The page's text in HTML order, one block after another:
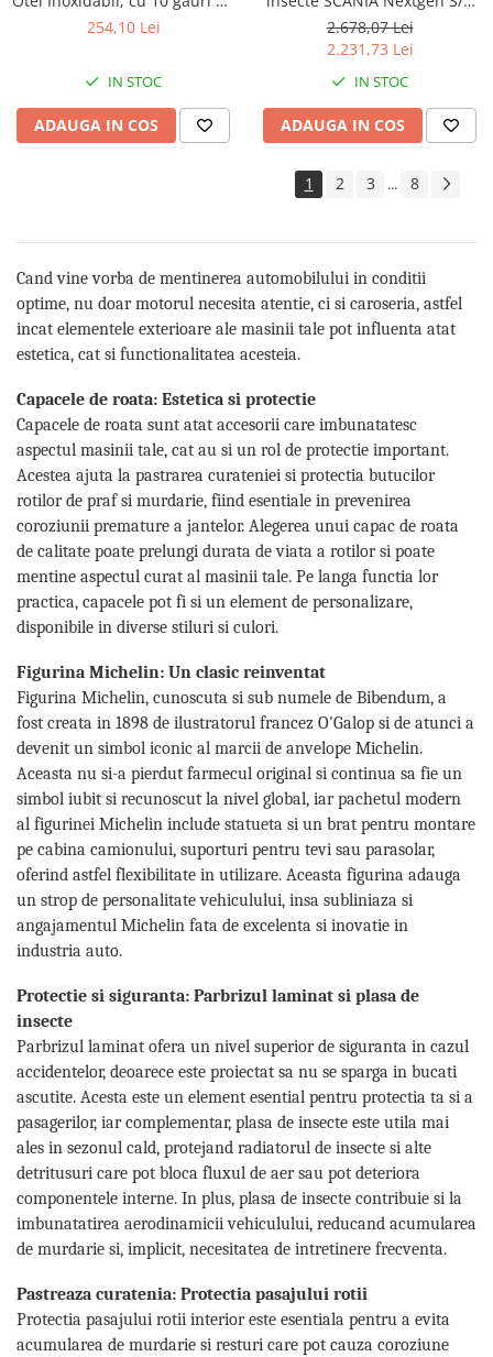
Electrice auto, camioane si remorci
Cabluri Auto Spiralate
Cabluri Multifilare Auto
Comutatoare si intrerupatoare
Instalatii Electrice pentru Remorci
Instalatii Electrice Proiectoare
Invertoare de tensiune
Prize bricheta & USB
Conectori instalatii electrice auto,
camion si remorca
Mufe si conectori auto etansi
Prize si conectori alimentare 2/3
pini
Prize si stechere remorca, 7/13 pini
Prize, stechere si adaptoare
remorca N/S, 7/15 Pini
Relee auto
Socluri pentru becuri auto
Suporturi si socluri sigurante auto
Sprayuri, intretinere si cosmetica
auto
Aditivi auto
Cosmetica interior si exterior auto
Degripante, lubrifianti, creme si
adezivi
Vopsea spray si antifoane
Accesorii si Echipamente Auto
Ancorare Marfa
Accesorii Diverse
Accesorii iarna auto
Lanturi si sisteme antiderapante
auto
Lopeti zapada auto
Perii si raclete auto pentru iarna
Accesorii Pneumatice – Furtune,
Mufe, Electrovalve
Electrovalve si Supape Pneumatice
Furtune Pneumatice pentru Aer
Comprimat
Furtune si Pistoale pentru Umflat
ventilatie, montaj pe inel
254,10 Lei
IN STOC
ADAUGA IN COS
08/2016-
2.678,07 Lei
2.231,73 Lei
IN STOC
ADAUGA IN COS
1 2 3 ... 8
Cand vine vorba de mentinerea automobilului in conditii
optime, nu doar motorul necesita atentie, ci si caroseria, astfel
incat elementele exterioare ale masinii tale pot influenta atat
estetica, cat si functionalitatea acesteia.
Capacele de roata: Estetica si protectie
Capacele de roata sunt atat accesorii care imbunatatesc
aspectul masinii tale, cat au si un rol de protectie important.
Acestea ajuta la pastrarea curateniei si protectia butucilor
rotilor de praf si murdarie, fiind esentiale in prevenirea
coroziunii premature a jantelor. Alegerea unui capac de roata
de calitate poate prelungi durata de viata a rotilor si poate
mentine aspectul curat al masinii tale. Pe langa functia lor
practica, capacele pot fi si un element de personalizare,
disponibile in diverse stiluri si culori.
Figurina Michelin: Un clasic reinventat
Figurina Michelin, cunoscuta si sub numele de Bibendum, a
fost creata in 1898 de ilustratorul francez O'Galop si de atunci a
devenit un simbol iconic al marcii de anvelope Michelin.
Aceasta nu si-a pierdut farmecul original si continua sa fie un
simbol iubit si recunoscut la nivel global, iar pachetul modern
al figurinei Michelin include statueta si un brat pentru montare
pe cabina camionului, suporturi pentru tevi sau parasolar,
oferind astfel flexibilitate in utilizare. Aceasta figurina adauga
un strop de personalitate vehiculului, insa subliniaza si
angajamentul Michelin fata de excelenta si inovatie in
industria auto.
Protectie si siguranta: Parbrizul laminat si plasa de
insecte
Parbrizul laminat ofera un nivel superior de siguranta in cazul
accidentelor, deoarece este proiectat sa nu se sparga in bucati
ascutite. Acesta este un element esential pentru protectia ta si a
pasagerilor, iar complementar, plasa de insecte este utila mai
ales in sezonul cald, protejand radiatorul de insecte si alte
detritusuri care pot bloca fluxul de aer sau pot deteriora
componentele interne. In plus, plasa de insecte contribuie si la
imbunatatirea aerodinamicii vehiculului, reducand acumularea
de murdarie si, implicit, necesitatea de intretinere frecventa.
Pastreaza curatenia: Protectia pasajului rotii
Protectia pasajului rotii interior este esentiala pentru a evita
acumularea de murdarie si resturi care pot cauza coroziune